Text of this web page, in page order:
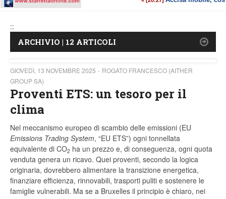
::
ARCHIVIO | 12 ARTICOLI
GIOVEDÌ, 13 NOVEMBRE 2025
ROGATO FRANCESCO (AITHER
GROUP SA)
Proventi ETS: un tesoro per il
clima
Nel meccanismo europeo di scambio delle emissioni (EU
Emissions Trading System, “EU ETS”) ogni tonnellata
equivalente di CO2 ha un prezzo e, di conseguenza, ogni quota
venduta genera un ricavo. Quei proventi, secondo la logica
originaria, dovrebbero alimentare la transizione energetica,
finanziare efficienza, rinnovabili, trasporti puliti e sostenere le
famiglie vulnerabili. Ma se a Bruxelles il principio è chiaro, nei